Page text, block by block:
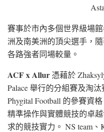
賽事於市內多個世界級場
洲及南美洲的頂尖選手，
各路強者同場較量。
ACF x Allur 憑藉於
Palace 舉行的分組賽及淘
Phygital Football 的參賽資
精準操作與實體競技的卓
求的競技實力。 NS team